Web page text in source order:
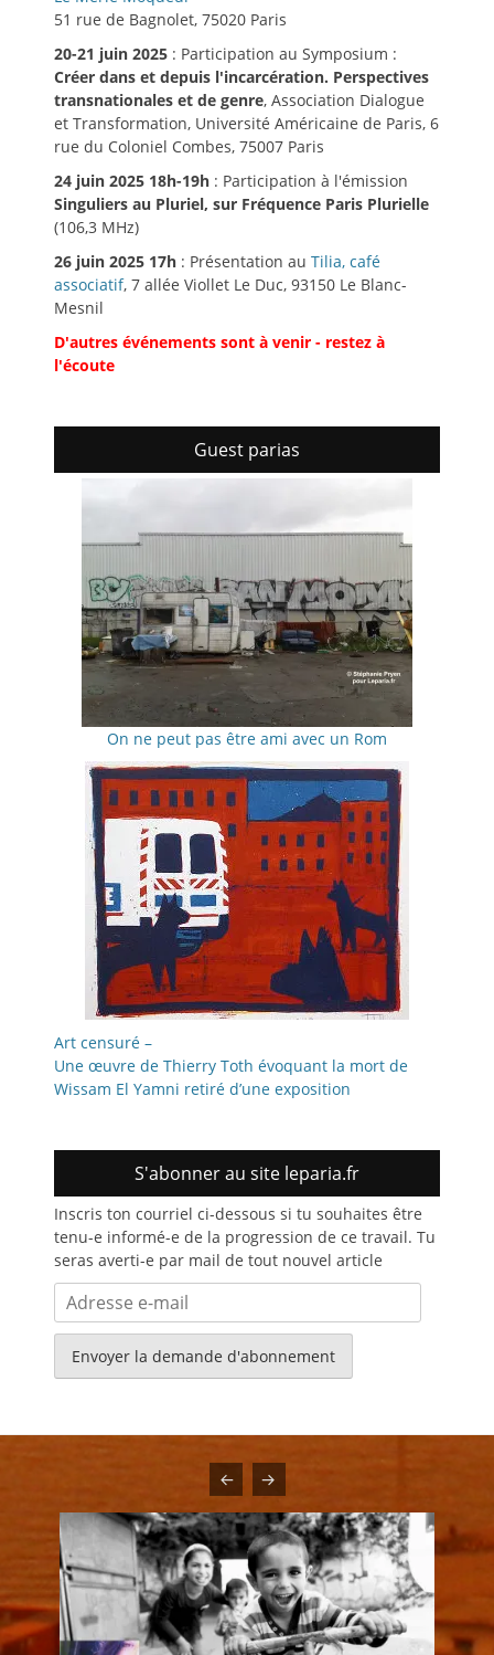
51 rue de Bagnolet, 75020 Paris
20-21 juin 2025 : Participation au Symposium :
Créer dans et depuis l'incarcération. Perspectives
transnationales et de genre, Association Dialogue
et Transformation, Université Américaine de Paris, 6
rue du Coloniel Combes, 75007 Paris
24 juin 2025 18h-19h : Participation à l'émission
Singuliers au Pluriel, sur Fréquence Paris Plurielle
(106,3 MHz)
26 juin 2025 17h : Présentation au Tilia, café
associatif, 7 allée Viollet Le Duc, 93150 Le Blanc-
Mesnil
D'autres événements sont à venir - restez à
l'écoute
Guest parias
On ne peut pas être ami avec un Rom
Art censuré –
Une œuvre de Thierry Toth évoquant la mort de
Wissam El Yamni retiré d’une exposition
S'abonner au site leparia.fr
Inscris ton courriel ci-dessous si tu souhaites être
tenu-e informé-e de la progression de ce travail. Tu
seras averti-e par mail de tout nouvel article
Adresse
e-
mail